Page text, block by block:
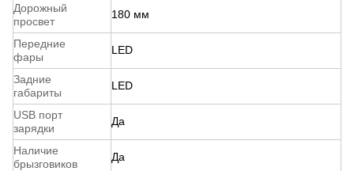
Дорожный
просвет
180 мм
Передние
фары
LED
Задние
габариты
LED
USB порт
зарядки
Да
Наличие
брызговиков
Да